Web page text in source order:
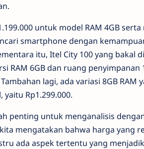
untuk model RAM 4GB
smartphone dengan
itu, Itel City 100 yang bakal
RAM 6GB dan ruang penyimpanan
lagi, ada variasi 8GB RAM
Rp1.299.000.
penting untuk menganalisis
mengatakan bahwa harga yang
ada aspek tertentu yang